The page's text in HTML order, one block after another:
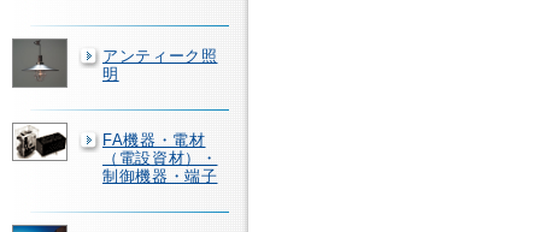
アンティーク照
明
FA機器・電材
（電設資材）・
制御機器・端子